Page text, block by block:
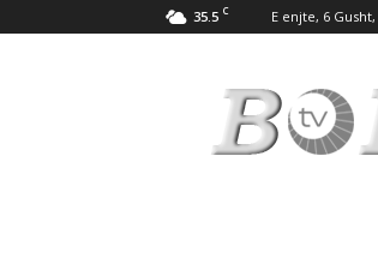
35.5 C E enjte, 6 Gusht,
Boin